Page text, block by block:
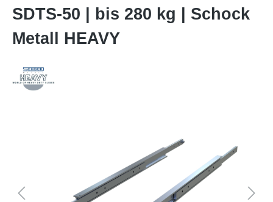
SDTS-50 | bis 280 kg | Schock
Metall HEAVY